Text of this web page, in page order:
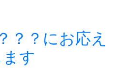
？？にお応え
ます